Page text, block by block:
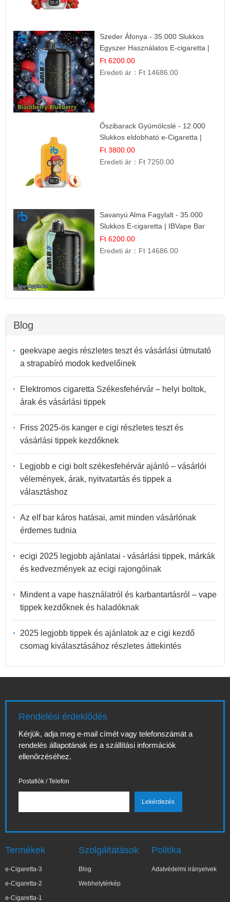
Szeder Áfonya - 35.000 Slukkos
Egyszer Használatos E-cigaretta |
Prémium Ízélmény
Ft 6200.00
Eredeti ár： Ft 14686.00
Őszibarack Gyümölcslé - 12.000
Slukkos eldobható e-Cigaretta |
Friss Gyümölcs Íz
Ft 3800.00
Eredeti ár： Ft 7250.00
Savanyú Alma Fagylalt - 35.000
Slukkos E-cigaretta | IBVape Bar
Ft 6200.00
Eredeti ár： Ft 14686.00
Blog
geekvape aegis részletes teszt és vásárlási útmutató
a strapabíró modok kedvelőinek
Elektromos cigaretta Székesfehérvár – helyi boltok,
árak és vásárlási tippek
Friss 2025-ös kanger e cigi részletes teszt és
vásárlási tippek kezdőknek
Legjobb e cigi bolt székesfehérvár ajánló – vásárlói
vélemények, árak, nyitvatartás és tippek a
választáshoz
Az elf bar káros hatásai, amit minden vásárlónak
érdemes tudnia
ecigi 2025 legjobb ajánlatai - vásárlási tippek, márkák
és kedvezmények az ecigi rajongóinak
Mindent a vape használatról és karbantartásról – vape
tippek kezdőknek és haladóknak
2025 legjobb tippek és ajánlatok az e cigi kezdő
csomag kiválasztásához részletes áttekintés
Rendelési érdeklődés
Kérjük, adja meg e-mail címét vagy telefonszámát a
rendelés állapotának és a szállítási információk
ellenőrzéséhez.
Postafiók / Telefon
Termékek
e-Cigaretta-3
e-Cigaretta-2
e-Cigaretta-1
Szolgáltatások
Blog
Webhelytérkép
Politika
Adatvédelmi irányelvek